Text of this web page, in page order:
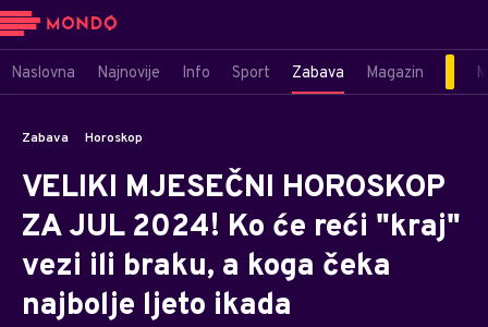
Naslovna Najnovije Info Sport Zabava Magazin
Zabava Horoskop
VELIKI MJESEČNI HOROSKOP
ZA JUL 2024! Ko će reći "kraj"
vezi ili braku, a koga čeka
najbolje ljeto ikada